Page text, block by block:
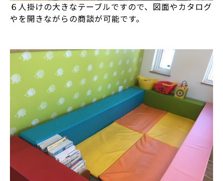
６人掛けの大きなテーブルですので、図面やカタログ
やを開きながらの商談が可能です。